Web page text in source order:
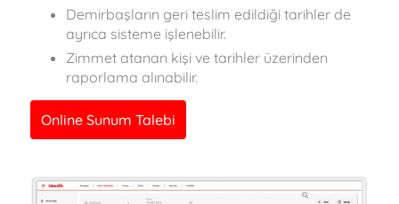
Demirbaşların geri teslim edildiği tarihler de
ayrıca sisteme işlenebilir.
Zimmet atanan kişi ve tarihler üzerinden
raporlama alınabilir.
Online Sunum Talebi